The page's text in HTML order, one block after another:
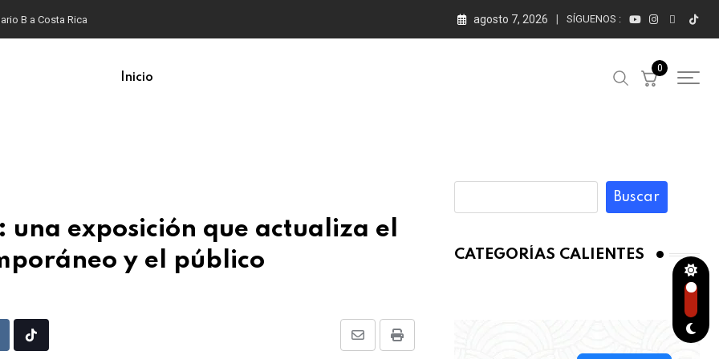
B a Costa Rica agosto 7, 2026 SÍGUENOS :
Inicio
0
exposición que actualiza el
y el público
Print
Share
Tiktok
Buscar
CATEGORÍAS CALIENTES